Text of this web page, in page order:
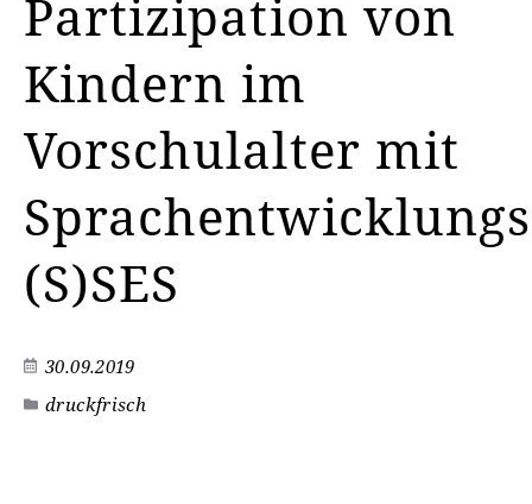
Partizipation von
Kindern im
Vorschulalter mit
(S)SES
30.09.2019
druckfrisch